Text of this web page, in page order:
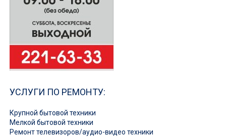
УСЛУГИ ПО РЕМОНТУ:
Крупной бытовой техники
Мелкой бытовой техники
Ремонт телевизоров/аудио-видео техники